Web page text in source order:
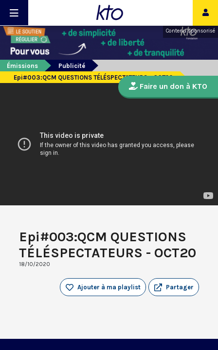
Contenu sponsorisé
Émissions
Publicité
Epi#003:QCM QUESTIONS TÉLÉSPECTATEURS - OCT20
Epi#003:QCM QUESTIONS
TÉLÉSPECTATEURS - OCT20
18/10/2020
Partager
Ajouter à ma playlist
Faire un don à KTO